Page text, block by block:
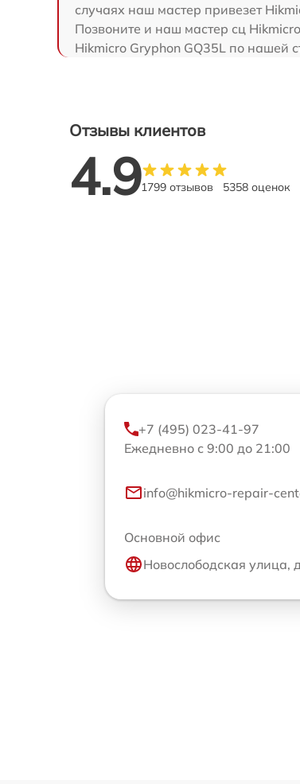
случаях наш мастер привезет
Позвоните и наш мастер сц
Hikmicro Gryphon GQ35L по нашей
Отзывы клиентов
4.91799 отзывов 5358 оценок
+7 (495) 023-41-97
Ежедневно с 9:00 до 21:00
info@hikmicro-repair-
Основной офис
Новослободская улица,